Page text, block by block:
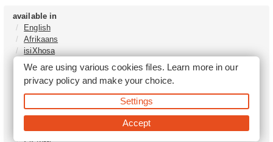
available in
English
Afrikaans
isiXhosa
isiZulu
Sesotho
Tshivenḓa
Sepedi
isiNdebele
Xitsonga
Setswana
We are using various cookies files. Learn more in our
privacy policyand make your choice.
Settings
Accept